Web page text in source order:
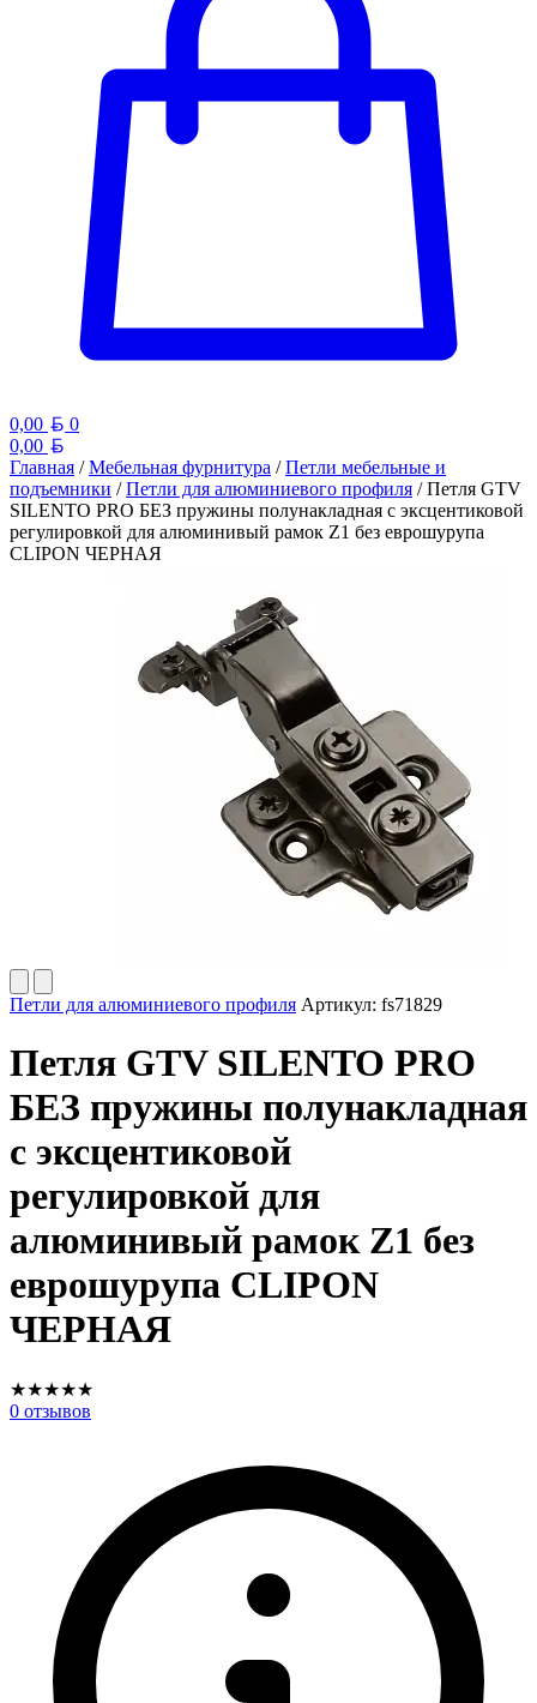
0,00 Белорусский рубль
0
0,00
Главная /Мебельная фурнитура /Петли мебельные и
подъемники /Петли для алюминиевого профиля / Петля GTV
SILENTO PRO БЕЗ пружины полунакладная с эксцентиковой
регулировкой для алюминивый рамок Z1 без еврошурупа
CLIPON ЧЕРНАЯ
Петли для алюминиевого профиля Артикул: fs71829
Петля GTV SILENTO PRO
БЕЗ пружины полунакладная
с эксцентиковой
регулировкой для
алюминивый рамок Z1 без
еврошурупа CLIPON
ЧЕРНАЯ
★★★★★
0 отзывов